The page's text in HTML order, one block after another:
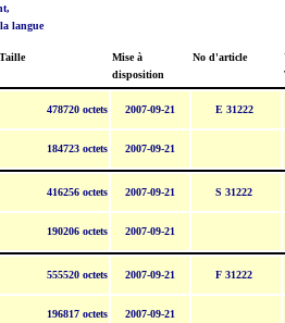
langue
Taille
Mise à
disposition
No d'article
478720 octets 2007-09-21 E 31222
184723 octets 2007-09-21
416256 octets 2007-09-21 S 31222
190206 octets 2007-09-21
555520 octets 2007-09-21 F 31222
196817 octets 2007-09-21